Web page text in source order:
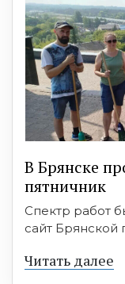
В Брянске
пятничник
Спектр работ
сайт Брянской
Читать далее